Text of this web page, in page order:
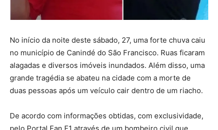
No início da noite deste sábado, 27, uma forte chuva caiu
no município de Canindé do São Francisco. Ruas ficaram
alagadas e diversos imóveis inundados. Além disso, uma
grande tragédia se abateu na cidade com a morte de
duas pessoas após um veículo cair dentro de um riacho.
De acordo com informações obtidas, com exclusividade,